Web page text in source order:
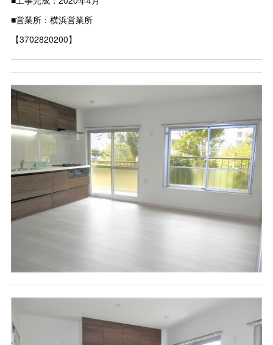
■営業所：横浜営業所
【3702820200】